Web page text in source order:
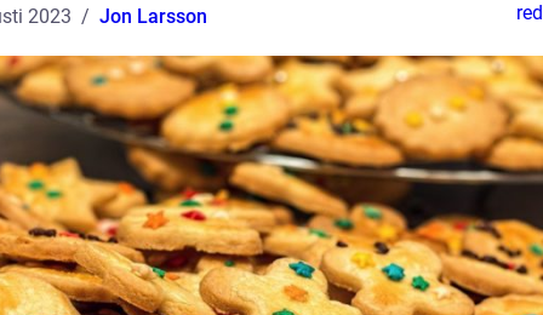
2023 Jon Larsson